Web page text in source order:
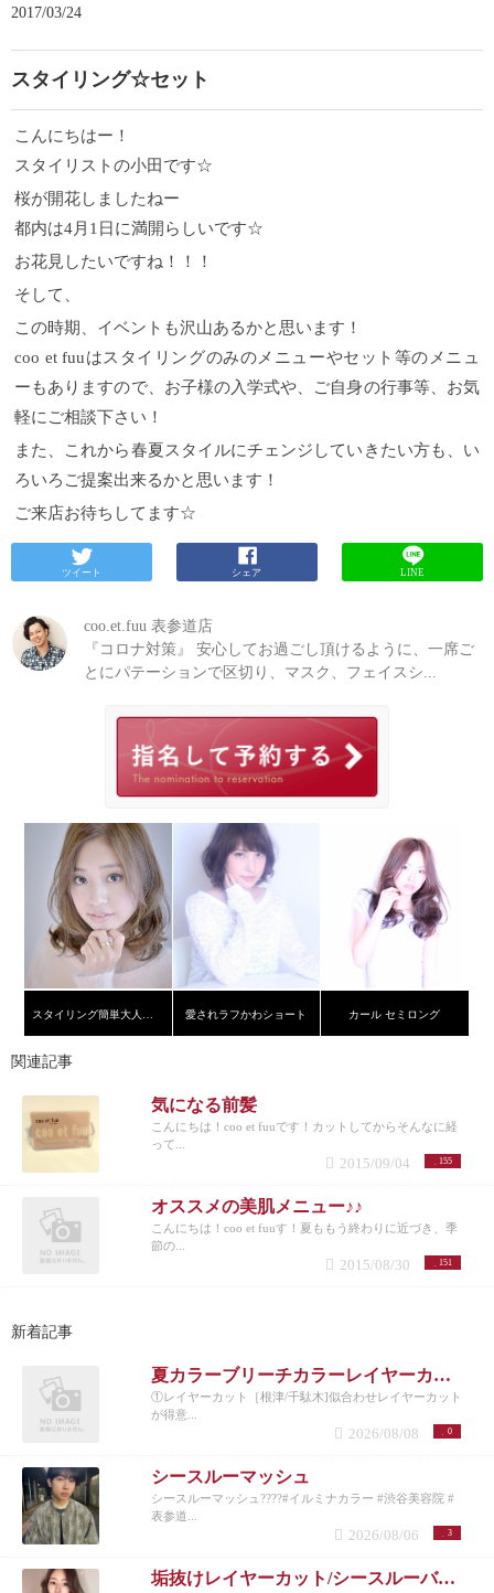
2017/03/24
スタイリング☆セット
こんにちはー！
スタイリストの小田です☆
桜が開花しましたねー
都内は4月1日に満開らしいです☆
お花見したいですね！！！
そして、
この時期、イベントも沢山あるかと思います！
coo et fuuはスタイリングのみのメニューやセット等のメニュ
ーもありますので、お子様の入学式や、ご自身の行事等、お気
軽にご相談下さい！
また、これから春夏スタイルにチェンジしていきたい方も、い
ろいろご提案出来るかと思います！
ご来店お待ちしてます☆
ツイート シェア LINE
coo.et.fuu 表参道店
『コロナ対策』 安心してお過ごし頂けるように、一席ご
とにパテーションで区切り、マスク、フェイスシ...
スタイリング簡単大人可愛いミディ 愛されラフかわショート カール セミロング
関連記事
気になる前髪
こんにちは！coo et fuuです！カットしてからそんなに経
って...
155
2015/09/04
オススメの美肌メニュー♪♪
こんにちは！coo et fuuす！夏ももう終わりに近づき、季
節の...
151
2015/08/30
新着記事
夏カラーブリーチカラーレイヤーカット
①レイヤーカット［根津/千駄木]似合わせレイヤーカット
が得意...
0
2026/08/08
シースルーマッシュ
シースルーマッシュ????#イルミナカラー #渋谷美容院 #
表参道...
3
2026/08/06
垢抜けレイヤーカット/シースルーバング◎夏のベージュカラー